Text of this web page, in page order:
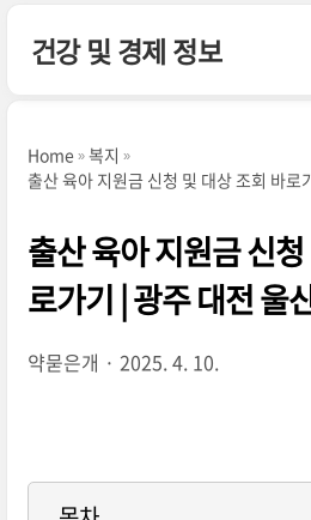
건강 및 경제 정보
Home
복지
출산 육아 지원금 신청 및 대상 조회 바로
출산 육아 지원금 신
로가기 | 광주 대전 울
약묻은개 2025. 4. 10.